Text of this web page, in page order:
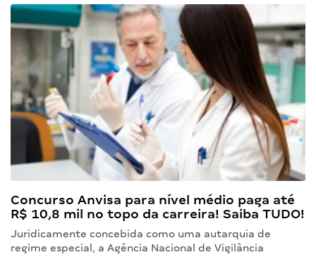
Concurso Anvisa para nível médio paga até
R$ 10,8 mil no topo da carreira! Saiba TUDO!
Juridicamente concebida como uma autarquia de
regime especial, a Agência Nacional de Vigilância